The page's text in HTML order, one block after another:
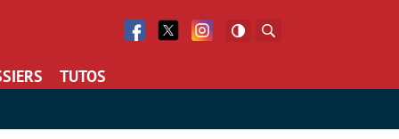
Facebook
Twitter Facebook
TUTOS